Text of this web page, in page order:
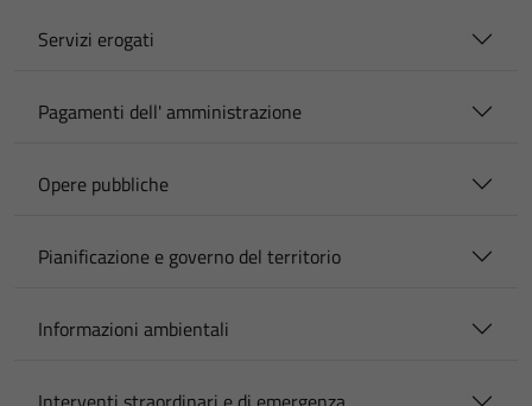
Servizi erogati
Pagamenti dell' amministrazione
Opere pubbliche
Pianificazione e governo del territorio
Informazioni ambientali